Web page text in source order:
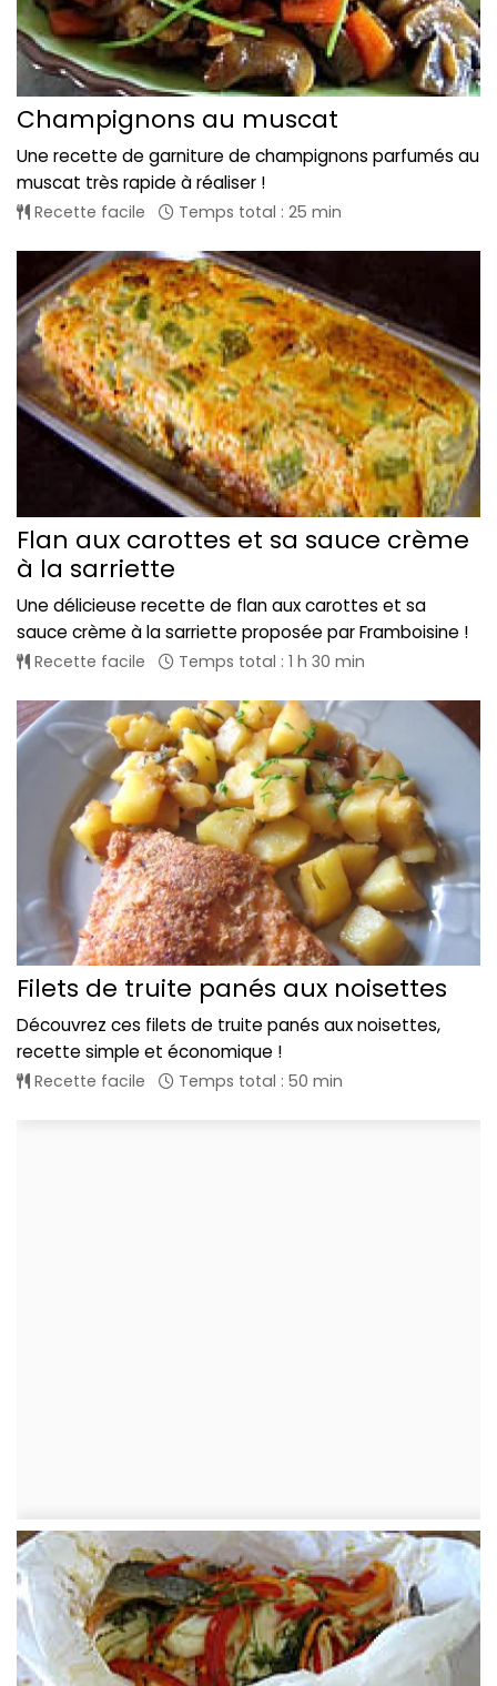
Champignons au muscat
Une recette de garniture de champignons parfumés au
muscat très rapide à réaliser !
Recette facile Temps total : 25 min
Flan aux carottes et sa sauce crème
à la sarriette
Une délicieuse recette de flan aux carottes et sa
sauce crème à la sarriette proposée par Framboisine !
Recette facile Temps total : 1 h 30 min
Filets de truite panés aux noisettes
Découvrez ces filets de truite panés aux noisettes,
recette simple et économique !
Recette facile Temps total : 50 min